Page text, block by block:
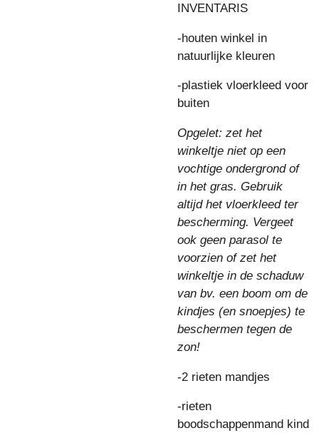
INVENTARIS
-houten winkel in
natuurlijke kleuren
-plastiek vloerkleed voor
buiten
Opgelet: zet het
winkeltje niet op een
vochtige ondergrond of
in het gras. Gebruik
altijd het vloerkleed ter
bescherming. Vergeet
ook geen parasol te
voorzien of zet het
winkeltje in de schaduw
van bv. een boom om de
kindjes (en snoepjes) te
beschermen tegen de
zon!
-2 rieten mandjes
-rieten
boodschappenmand kind